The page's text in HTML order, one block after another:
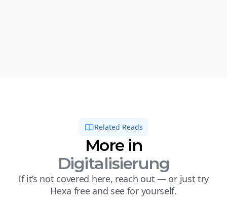
Related Reads
More in
Digitalisierung
If it’s not covered here, reach out — or just try
Hexa free and see for yourself.